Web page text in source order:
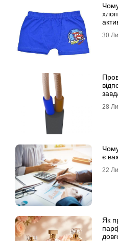
30
28
є
22
Як